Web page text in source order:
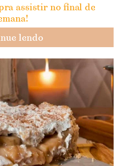
assistir no final de
lendo